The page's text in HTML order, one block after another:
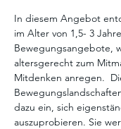
In diesem Angebot
im Alter von 1,5- 3
Bewegungsangebote,
altersgerecht zum
Mitdenken anregen.
dazu ein, sich
auszuprobieren. Sie